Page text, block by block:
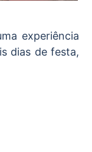
experiência
dias de festa,